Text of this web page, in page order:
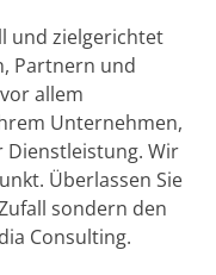
und zielgerichtet
Partnern und
allem
Unternehmen,
Wir
Überlassen Sie
sondern den
Consulting.